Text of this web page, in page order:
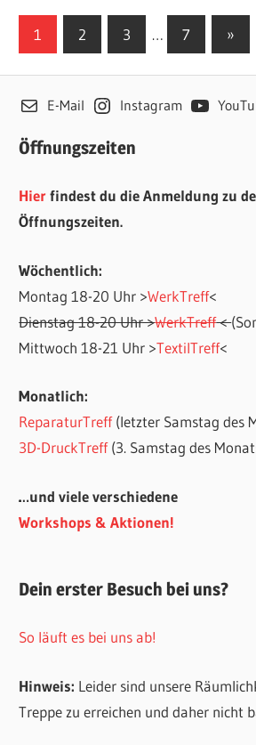
Seitennummerierung
Beiträge
1 2 3 … 7 »
E-Mail Instagram
Öffnungszeiten
Hierfindest du die Anmeldung zu
Öffnungszeiten.
Wöchentlich:
Montag 18-20 Uhr >WerkTreff<
Dienstag 18-20 Uhr >WerkTreff<
Mittwoch 18-21 Uhr >TextilTreff<
Monatlich:
ReparaturTreff(letzter Samstag des
3D-DruckTreff(3. Samstag des
…und viele verschiedene
Workshops & Aktionen!
Dein erster Besuch bei uns?
So läuft es bei uns ab!
Hinweis: Leider sind unsere
Treppe zu erreichen und daher nicht